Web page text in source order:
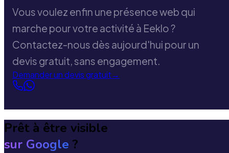
Vous voulez enfin une présence web qui
marche pour votre activité à Eeklo ?
Contactez-nous dès aujourd'hui pour un
devis gratuit, sans engagement.
Demander un devis gratuit→
Prêt à être visible
sur Google ?